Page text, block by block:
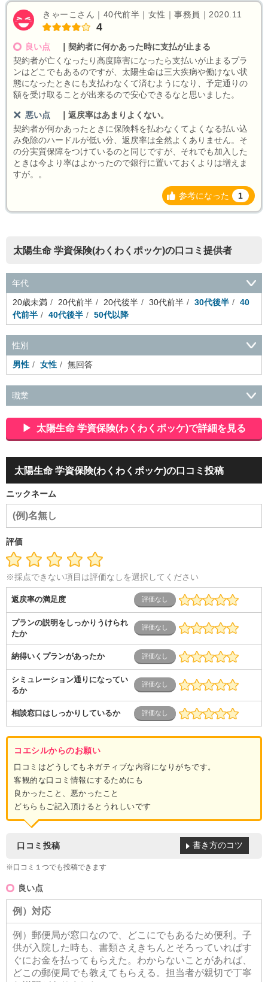
きゃーこさん｜40代前半｜女性｜事務員｜2020.11
4
良い点
契約者に何かあった時に支払が止まる
契約者が亡くなったり高度障害になったら支払いが止まるプラ
ンはどこでもあるのですが、太陽生命は三大疾病や働けない状
態になったときにも支払わなくて済むようになり、予定通りの
額を受け取ることが出来るので安心できるなと思いました。
悪い点
返戻率はあまりよくない。
契約者が何かあったときに保険料を払わなくてよくなる払い込
み免除のハードルが低い分、返戻率は全然よくありません。そ
の分実質保障をつけているのと同じですが、それでも加入した
ときは今より率はよかったので銀行に置いておくよりは増えま
すが。。
参考になった 1
太陽生命 学資保険(わくわくポッケ)の口コミ提供者
年代
20歳未満
20代前半 20代後半 30代前半 30代後半
40
代前半
40代後半 50代以降
性別
男性
女性 無回答
職業
ポーツ関連
広告・マスコミ
接客・小売・流通・外食・食
品
アミューズメント・エンターテイメント・ゲーム関連
美
ダル・葬祭
メディア職
クリエイティブ・デザイン・映像・
音響
芸能・イベント・コンパニオン
ITエンジニア（システ
ム開発・SE・インフラ）
導体・制御）
警備・交通・建築・土木技術職
医療・福祉・
介護
その他
ス
士業・コンサルティング 金融・商社
不動産・保険・サ
ービス
専業主婦（夫）
営業
太陽生命 学資保険(わくわくポッケ)で詳細を見る
太陽生命 学資保険(わくわくポッケ)の口コミ投稿
ニックネーム
評価
※採点できない項目は評価なしを選択してください
返戻率の満足度
プランの説明をしっかりうけられ
たか
納得いくプランがあったか
シミュレーション通りになってい
るか
相談窓口はしっかりしているか
コエシルからのお願い
口コミはどうしてもネガティブな内容になりがちです。
客観的な口コミ情報にするためにも
良かったこと、悪かったこと
どちらもご記入頂けるとうれしいです
口コミ投稿
※口コミ１つでも投稿できます
書き方のコツ
良い点